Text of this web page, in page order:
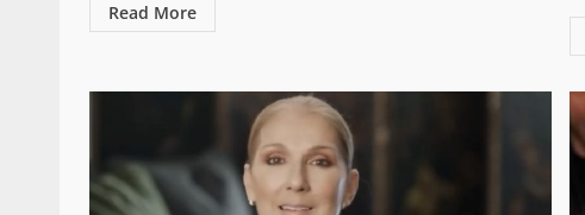
Read More